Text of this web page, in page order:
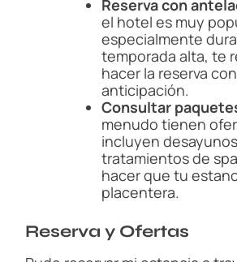
Reserva con
el hotel es muy
especialmente
temporada alta, te
hacer la reserva
anticipación.
Consultar
menudo tienen
incluyen
tratamientos de
hacer que tu
placentera.
Reserva y Ofertas